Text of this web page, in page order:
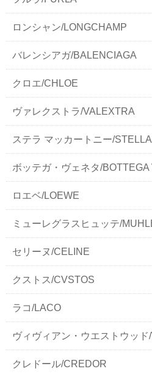
ロンシャン/LONGCHAMP
バレンシアガ/BALENCIAGA
クロエ/CHLOE
ヴァレクストラ/VALEXTRA
ステラ マッカートニー/
ボッテガ・ヴェネタ/BOTTEGA
ロエベ/LOEWE
ミューレグラスヒュッテ/
セリーヌ/CELINE
クストス/CVSTOS
ラコ/LACO
ヴィヴィアン・ウエストウッ
クレドール/CREDOR